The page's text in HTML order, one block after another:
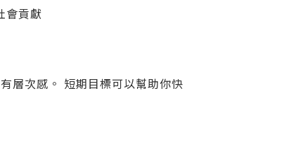
會貢獻
層次感。 短期目標可以幫助你快